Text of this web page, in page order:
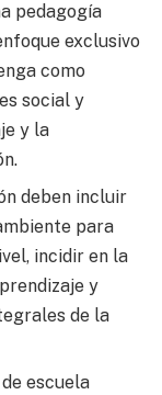
pedagogía
exclusivo
como
social y
y la
deben incluir
para
incidir en la
y
de la
escuela